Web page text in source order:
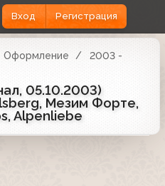
Вход Регистрация
Оформление
2003 -
05.10.2003)
Мезим Форте,
Alpenliebe